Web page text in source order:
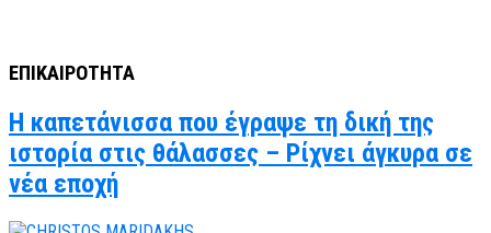
ΕΠΙΚΑΙΡΟΤΗΤΑ
Η καπετάνισσα που έγραψε τη δική της
ιστορία στις θάλασσες – Ρίχνει άγκυρα σε
νέα εποχή